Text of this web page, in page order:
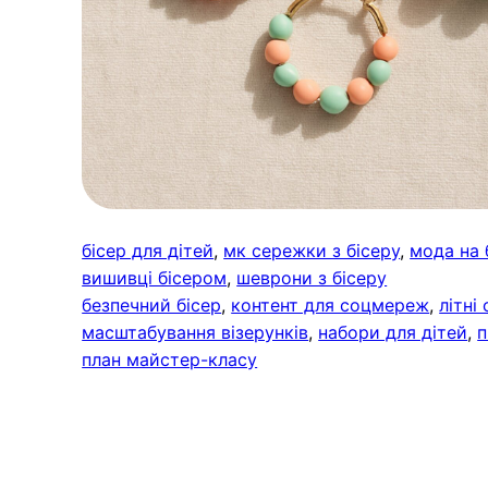
бісер для дітей, мк сережки з бісеру, мода на
вишивці бісером, шеврони з бісеру
безпечний бісер, контент для соцмереж,
масштабування візерунків, набори для дітей,
план майстер-класу